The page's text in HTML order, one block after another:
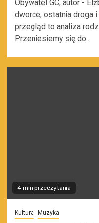
Obywatel GC, autor -
dworce, ostatnia droga
przegląd to analiza
Przeniesiemy się do...
4 min przeczytania
Kultura Muzyka